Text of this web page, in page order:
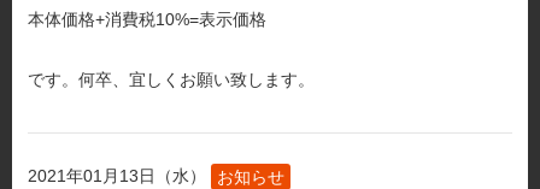
本体価格+消費税10%=表示価格
です。何卒、宜しくお願い致します。
2021年01月13日（水） お知らせ